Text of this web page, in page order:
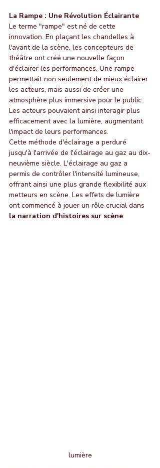
La Rampe : Une Révolution Éclairante
Le terme "rampe" est né de cette
innovation. En plaçant les chandelles à
l'avant de la scène, les concepteurs de
théâtre ont créé une nouvelle façon
d'éclairer les performances. Une rampe
permettait non seulement de mieux éclairer
les acteurs, mais aussi de créer une
atmosphère plus immersive pour le public.
Les acteurs pouvaient ainsi interagir plus
efficacement avec la lumière, augmentant
l'impact de leurs performances.
Cette méthode d'éclairage a perduré
jusqu'à l'arrivée de l'éclairage au gaz au dix-
neuvième siècle. L'éclairage au gaz a
permis de contrôler l'intensité lumineuse,
offrant ainsi une plus grande flexibilité aux
metteurs en scène. Les effets de lumière
ont commencé à jouer un rôle crucial dans
la narration d'histoires sur scène.
lumière